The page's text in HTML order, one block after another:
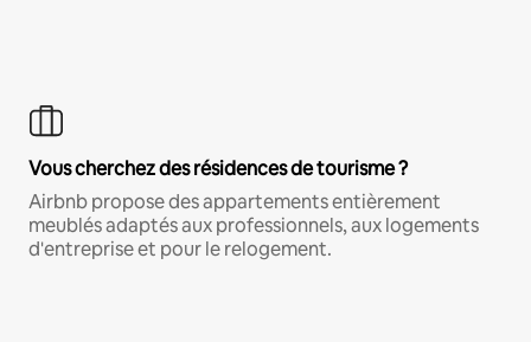
Vous cherchez des résidences de tourisme ?
Airbnb propose des appartements entièrement
meublés adaptés aux professionnels, aux logements
d'entreprise et pour le relogement.